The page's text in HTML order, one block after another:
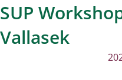
SUP
Vallasek